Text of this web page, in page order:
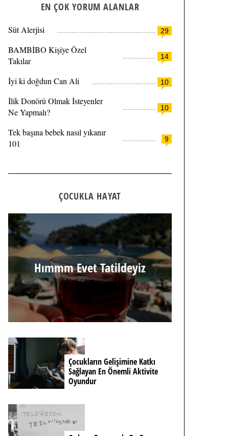
EN ÇOK YORUM ALANLAR
29
Süt Alerjisi
14
BAMBİBO Kişiye Özel
Takılar
10
İyi ki doğdun Can Ali
10
İlik Donörü Olmak İsteyenler
Ne Yapmalı?
9
Tek başına bebek nasıl yıkanır
101
ÇOCUKLA HAYAT
Hımmm Evet Tatildeyiz
Çocukların Gelişimine Katkı
Sağlayan En Önemli Aktivite
Oyundur